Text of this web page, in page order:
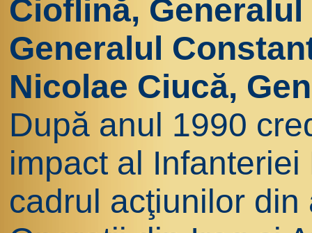
Cioflină,
Generalul
Nicolae Ciucă,
După anul 1990
impact al
cadrul acţiunilor din